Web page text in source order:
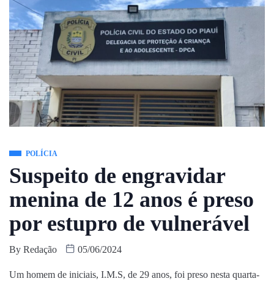
POLÍCIA
Suspeito de engravidar
menina de 12 anos é preso
por estupro de vulnerável
By Redação 05/06/2024
Um homem de iniciais, I.M.S, de 29 anos, foi preso nesta quarta-